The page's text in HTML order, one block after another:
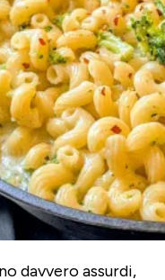
davvero assurdi,